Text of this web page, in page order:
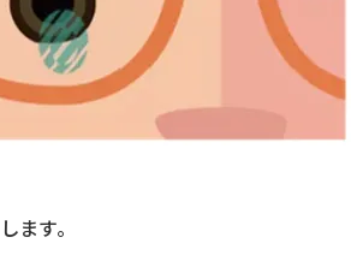
ます。